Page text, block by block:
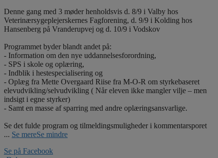
Denne gang med 3 møder henholdsvis d. 8/9 i Valby hos
Veterinærsygeplejerskernes Fagforening, d. 9/9 i Kolding hos
Hansenberg på Vranderupvej og d. 10/9 i Vodskov
Programmet byder blandt andet på:
- Information om den nye uddannelsesforordning,
- SPS i skole og oplæring,
- Indblik i hestespecialisering og
- Oplæg fra Mette Overgaard Riise fra M-O-R om styrkebaseret
elevudvikling/selvudvikling ( Når eleven ikke mangler vilje – men
indsigt i egne styrker)
- Samt en masse af sparring med andre oplæringsansvarlige.
Se det fulde program og tilmeldingsmuligheder i kommentarsporet
... Se mereSe mindre
Se på Facebook